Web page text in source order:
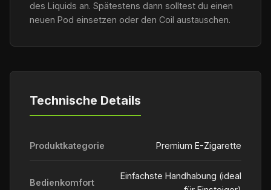
des Liquids an. Spätestens dann solltest du einen
neuen Pod einsetzen oder den Coil austauschen.
Technische Details
Produktkategorie Premium E-Zigarette
Bedienkomfort
Einfachste Handhabung (ideal